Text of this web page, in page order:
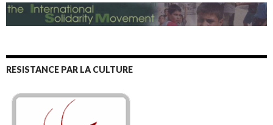
RESISTANCE PAR LA CULTURE